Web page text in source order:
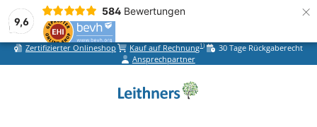
9,6
584 Bewertungen ×
Zum Hauptinhalt springen
Zertifizierter Onlineshop Kauf auf Rechnung1)
30 Tage Rückgaberecht
Ansprechpartner